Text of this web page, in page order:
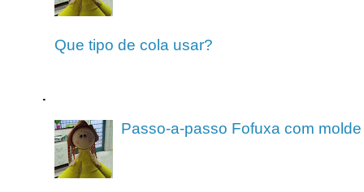
Que tipo de cola usar?
.
Passo-a-passo Fofuxa com molde